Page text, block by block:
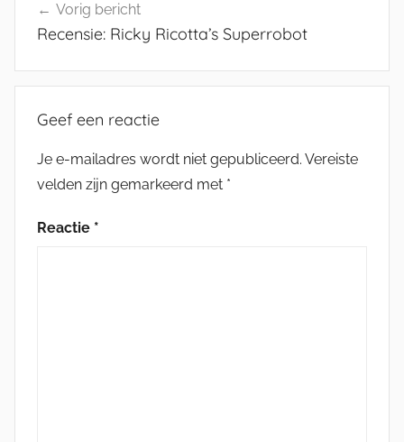
navigatie
Vorig bericht
Recensie: Ricky Ricotta’s Superrobot
Geef een reactie
Je e-mailadres wordt niet gepubliceerd. Vereiste
velden zijn gemarkeerd met *
Reactie *